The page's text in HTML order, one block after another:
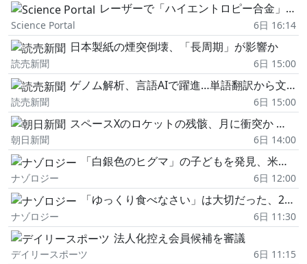
レーザーで「ハイエントロピー合金」作製、組成操作も可能 大阪公立大
Science Portal 6日 16:14
日本製紙の煙突倒壊、「長周期」が影響か
読売新聞 6日 15:00
ゲノム解析、言語AIで躍進…単語翻訳から文法・文章の理解へ
読売新聞 6日 15:00
スペースXのロケットの残骸、月に衝突か ナトリウム噴出など観測
朝日新聞 6日 14:00
「白銀色のヒグマ」の子どもを発見、米カトマイ国立公園
ナゾロジー 6日 12:00
「ゆっくり食べなさい」は大切だった、20代の早食いは将来の肥満と関連
ナゾロジー 6日 11:30
法人化控え会員候補を審議
デイリースポーツ 6日 11:15